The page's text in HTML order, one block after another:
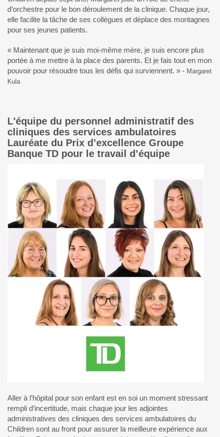
d’orchestre pour le bon déroulement de la clinique. Chaque jour,
elle facilite la tâche de ses collègues et déplace des montagnes
pour ses jeunes patients.
« Maintenant que je suis moi-même mère, je suis encore plus
portée à me mettre à la place des parents. Et je fais tout en mon
pouvoir pour résoudre tous les défis qui surviennent. » - Margaret
Kula
L'équipe du personnel administratif des
cliniques des services ambulatoires
Lauréate du Prix d’excellence Groupe
Banque TD pour le travail d’équipe
Aller à l’hôpital pour son enfant est en soi un moment stressant
rempli d’incertitude, mais chaque jour les adjointes
administratives des cliniques des services ambulatoires du
Children sont au front pour assurer la meilleure expérience aux